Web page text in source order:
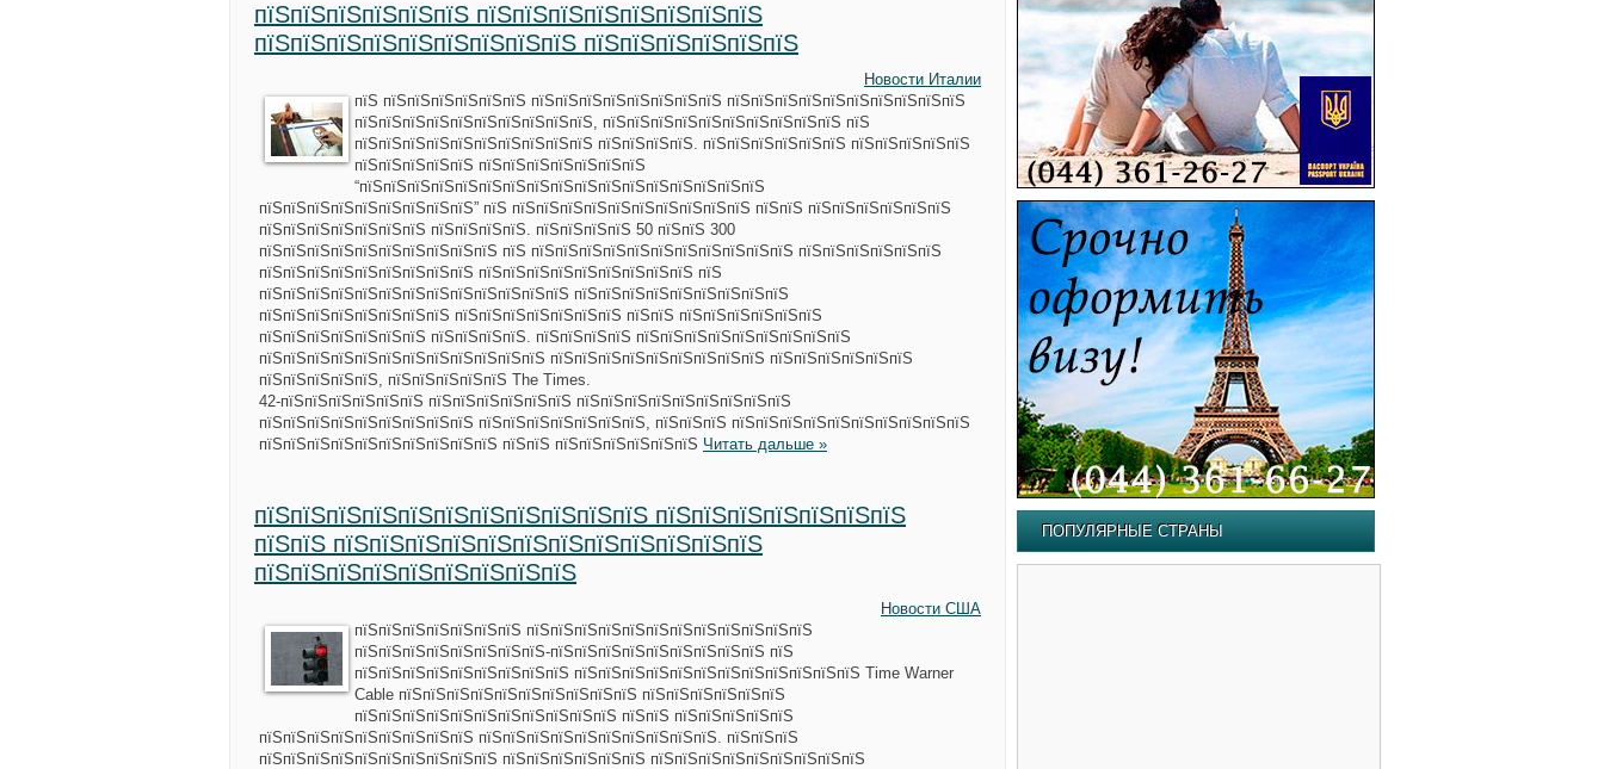
пїЅпїЅпїЅпїЅпїЅпїЅ пїЅпїЅпїЅпїЅпїЅпїЅпїЅпїЅ
пїЅпїЅпїЅпїЅпїЅпїЅпїЅпїЅпїЅ пїЅпїЅпїЅпїЅпїЅпїЅ
Новости Италии
пїЅ пїЅпїЅпїЅпїЅпїЅпїЅ пїЅпїЅпїЅпїЅпїЅпїЅпїЅпїЅ пїЅпїЅпїЅпїЅпїЅпїЅпїЅпїЅпїЅпїЅ
пїЅпїЅпїЅпїЅпїЅпїЅпїЅпїЅпїЅпїЅ, пїЅпїЅпїЅпїЅпїЅпїЅпїЅпїЅпїЅпїЅ пїЅ
пїЅпїЅпїЅпїЅпїЅпїЅпїЅпїЅпїЅпїЅ пїЅпїЅпїЅпїЅ. пїЅпїЅпїЅпїЅпїЅпїЅ пїЅпїЅпїЅпїЅпїЅ
пїЅпїЅпїЅпїЅпїЅ пїЅпїЅпїЅпїЅпїЅпїЅпїЅ
“пїЅпїЅпїЅпїЅпїЅпїЅпїЅпїЅпїЅпїЅпїЅпїЅпїЅпїЅпїЅпїЅпїЅ
пїЅпїЅпїЅпїЅпїЅпїЅпїЅпїЅпїЅ” пїЅ пїЅпїЅпїЅпїЅпїЅпїЅпїЅпїЅпїЅпїЅ пїЅпїЅ пїЅпїЅпїЅпїЅпїЅпїЅ
пїЅпїЅпїЅпїЅпїЅпїЅпїЅ пїЅпїЅпїЅпїЅ. пїЅпїЅпїЅпїЅ 50 пїЅпїЅ 300
пїЅпїЅпїЅпїЅпїЅпїЅпїЅпїЅпїЅпїЅ пїЅ пїЅпїЅпїЅпїЅпїЅпїЅпїЅпїЅпїЅпїЅпїЅ пїЅпїЅпїЅпїЅпїЅпїЅ
пїЅпїЅпїЅпїЅпїЅпїЅпїЅпїЅпїЅ пїЅпїЅпїЅпїЅпїЅпїЅпїЅпїЅпїЅ пїЅ
пїЅпїЅпїЅпїЅпїЅпїЅпїЅпїЅпїЅпїЅпїЅпїЅпїЅ пїЅпїЅпїЅпїЅпїЅпїЅпїЅпїЅпїЅ
пїЅпїЅпїЅпїЅпїЅпїЅпїЅпїЅ пїЅпїЅпїЅпїЅпїЅпїЅпїЅ пїЅпїЅ пїЅпїЅпїЅпїЅпїЅпїЅ
пїЅпїЅпїЅпїЅпїЅпїЅпїЅ пїЅпїЅпїЅпїЅ. пїЅпїЅпїЅпїЅ пїЅпїЅпїЅпїЅпїЅпїЅпїЅпїЅпїЅ
пїЅпїЅпїЅпїЅпїЅпїЅпїЅпїЅпїЅпїЅпїЅпїЅ пїЅпїЅпїЅпїЅпїЅпїЅпїЅпїЅпїЅ пїЅпїЅпїЅпїЅпїЅпїЅ
пїЅпїЅпїЅпїЅпїЅ, пїЅпїЅпїЅпїЅпїЅ The Times.
42-пїЅпїЅпїЅпїЅпїЅпїЅ пїЅпїЅпїЅпїЅпїЅпїЅ пїЅпїЅпїЅпїЅпїЅпїЅпїЅпїЅпїЅ
пїЅпїЅпїЅпїЅпїЅпїЅпїЅпїЅпїЅ пїЅпїЅпїЅпїЅпїЅпїЅпїЅ, пїЅпїЅпїЅ пїЅпїЅпїЅпїЅпїЅпїЅпїЅпїЅпїЅпїЅ
пїЅпїЅпїЅпїЅпїЅпїЅпїЅпїЅпїЅпїЅ пїЅпїЅ пїЅпїЅпїЅпїЅпїЅпїЅ Читать дальше »
пїЅпїЅпїЅпїЅпїЅпїЅпїЅпїЅпїЅпїЅпїЅ пїЅпїЅпїЅпїЅпїЅпїЅпїЅ
пїЅпїЅ пїЅпїЅпїЅпїЅпїЅпїЅпїЅпїЅпїЅпїЅпїЅпїЅ
пїЅпїЅпїЅпїЅпїЅпїЅпїЅпїЅпїЅ
Новости США
пїЅпїЅпїЅпїЅпїЅпїЅпїЅ пїЅпїЅпїЅпїЅпїЅпїЅпїЅпїЅпїЅпїЅпїЅпїЅ
пїЅпїЅпїЅпїЅпїЅпїЅпїЅпїЅ-пїЅпїЅпїЅпїЅпїЅпїЅпїЅпїЅпїЅ пїЅ
пїЅпїЅпїЅпїЅпїЅпїЅпїЅпїЅпїЅ пїЅпїЅпїЅпїЅпїЅпїЅпїЅпїЅпїЅпїЅпїЅпїЅ Time Warner
Cable пїЅпїЅпїЅпїЅпїЅпїЅпїЅпїЅпїЅпїЅ пїЅпїЅпїЅпїЅпїЅпїЅ
пїЅпїЅпїЅпїЅпїЅпїЅпїЅпїЅпїЅпїЅпїЅ пїЅпїЅ пїЅпїЅпїЅпїЅпїЅ
пїЅпїЅпїЅпїЅпїЅпїЅпїЅпїЅпїЅ пїЅпїЅпїЅпїЅпїЅпїЅпїЅпїЅпїЅпїЅ. пїЅпїЅпїЅ
пїЅпїЅпїЅпїЅпїЅпїЅпїЅпїЅпїЅпїЅ пїЅпїЅпїЅпїЅпїЅпїЅ пїЅпїЅпїЅпїЅпїЅпїЅпїЅпїЅпїЅ
ПОПУЛЯРНЫЕ СТРАНЫ